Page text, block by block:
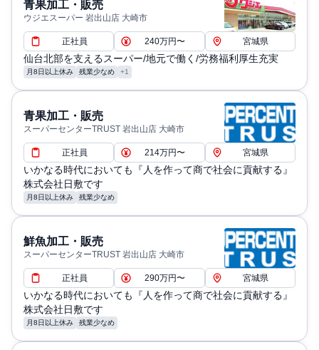
青果加工・販売
ウジエスーパー 岩出山店 大崎市
正社員 240万円〜 宮城県
仙台北部を支えるスーパー/地元で働く/労務福利厚生充実
月8日以上休み 残業少なめ +1
青果加工・販売
スーパーセンターTRUST 岩出山店 大崎市
正社員 214万円〜 宮城県
いかなる時代においても『人を作って商で社会に貢献する』
株式会社日敷です
月8日以上休み 残業少なめ
鮮魚加工・販売
スーパーセンターTRUST 岩出山店 大崎市
正社員 290万円〜 宮城県
いかなる時代においても『人を作って商で社会に貢献する』
株式会社日敷です
月8日以上休み 残業少なめ